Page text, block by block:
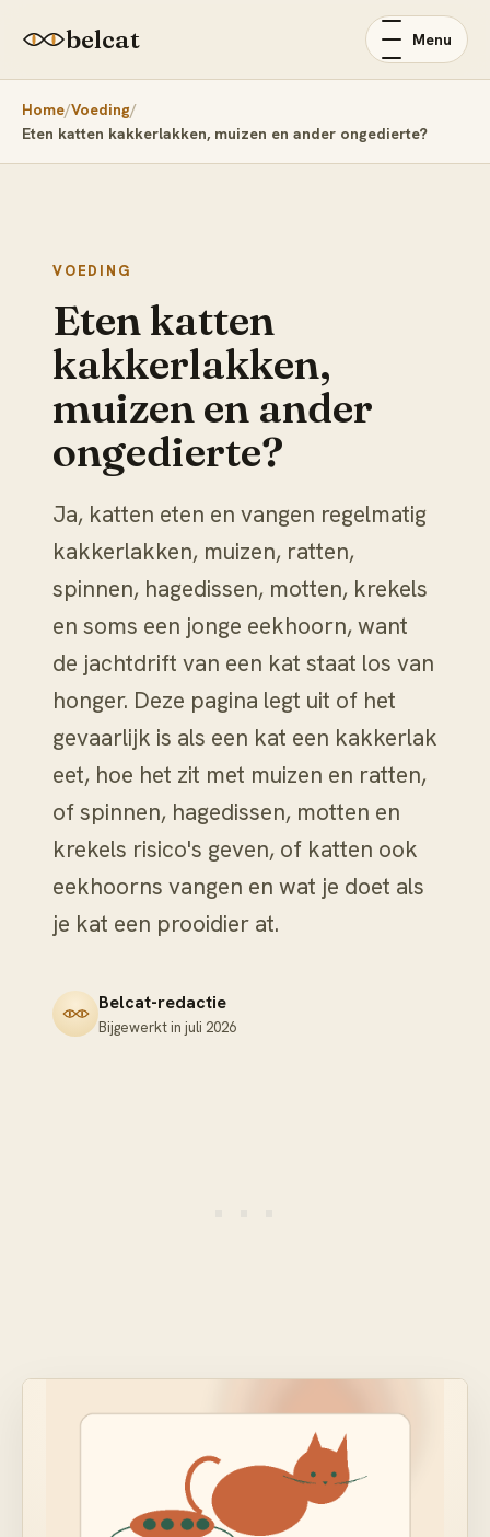
belcat Menu
Home Voeding
Eten katten kakkerlakken, muizen en ander ongedierte?
VOEDING
Eten katten
kakkerlakken,
muizen en ander
ongedierte?
Ja, katten eten en vangen regelmatig
kakkerlakken, muizen, ratten,
spinnen, hagedissen, motten, krekels
en soms een jonge eekhoorn, want
de jachtdrift van een kat staat los van
honger. Deze pagina legt uit of het
gevaarlijk is als een kat een kakkerlak
eet, hoe het zit met muizen en ratten,
of spinnen, hagedissen, motten en
krekels risico's geven, of katten ook
eekhoorns vangen en wat je doet als
je kat een prooidier at.
Belcat-redactie
Bijgewerkt in juli 2026